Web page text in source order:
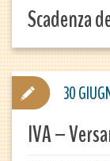
Scadenza
IVA –
30